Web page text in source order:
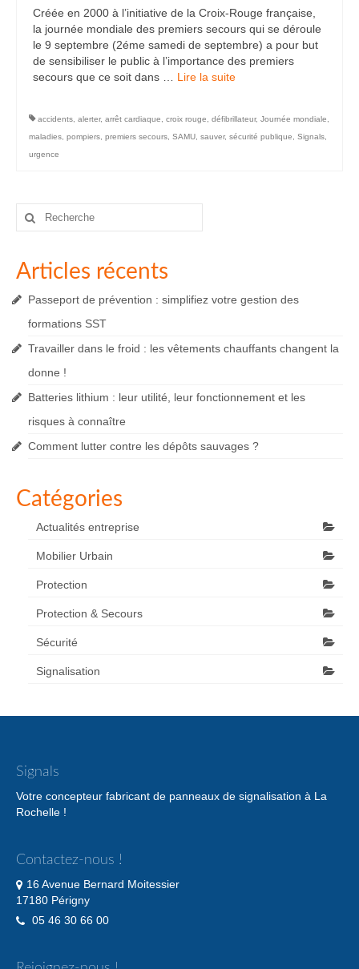
Créée en 2000 à l’initiative de la Croix-Rouge française,
la journée mondiale des premiers secours qui se déroule
le 9 septembre (2éme samedi de septembre) a pour but
de sensibiliser le public à l’importance des premiers
secours que ce soit dans … Lire la suite­­
accidents alerter, arrêt cardiaque croix rouge défibrillateur, Journée mondiale
maladies pompiers premiers secours SAMU sauver, sécurité publique Signals
urgence
Rechercher
Articles récents
Passeport de prévention : simplifiez votre gestion des
formations SST
Travailler dans le froid : les vêtements chauffants changent la
donne !
Batteries lithium : leur utilité, leur fonctionnement et les
risques à connaître
Comment lutter contre les dépôts sauvages ?
Catégories
Actualités entreprise
Mobilier Urbain
Protection
Protection & Secours
Sécurité
Signalisation
Signals
Votre concepteur fabricant de panneaux de signalisation à La
Rochelle !
Contactez-nous !
16 Avenue Bernard Moitessier
17180 Périgny
05 46 30 66 00